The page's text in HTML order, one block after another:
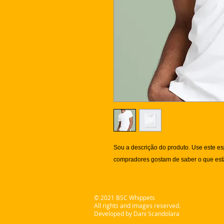
Sou a descrição do produto. Use este
compradores gostam de saber o que
© 2021 BSC Whippets
All rights and images reserved.
Developed by Dani Scandolara